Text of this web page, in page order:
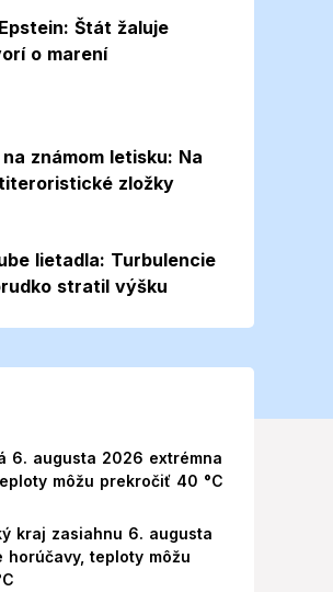
Štát žaluje
o marení
známom letisku: Na
zložky
lietadla: Turbulencie
stratil výšku
6. augusta 2026 extrémna
môžu prekročiť 40 °C
kraj zasiahnu 6. augusta
horúčavy, teploty môžu